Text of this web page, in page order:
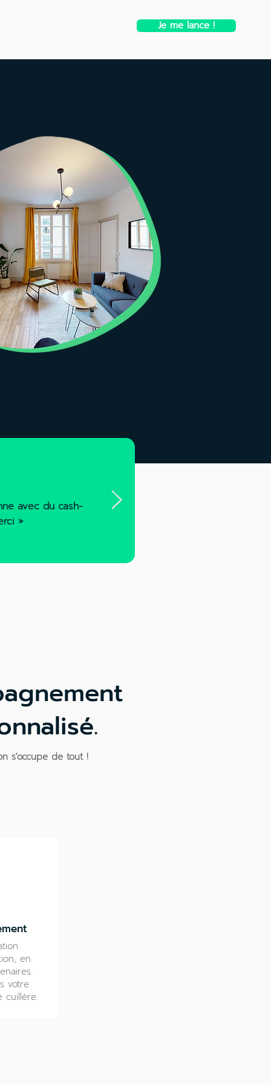
Je me lance !
avec du cash-
»
s'occupe de tout !
en
votre
cuillère.